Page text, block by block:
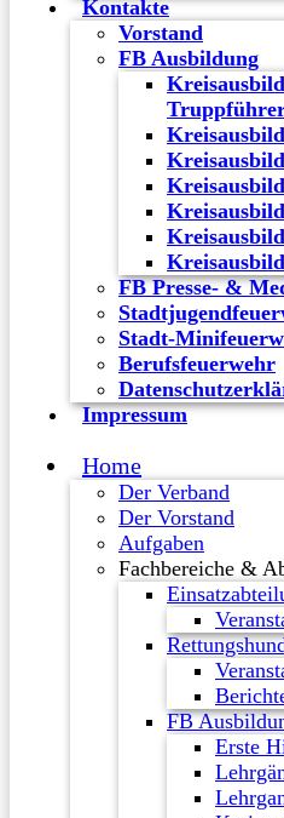
Kontakte
Vorstand
FB Ausbildung
FB Presse- &
Stadt-
Berufsfeuerwehr
Impressum
Home
Der Verband
Der Vorstand
Aufgaben
Fachbereiche &
FB
Erste